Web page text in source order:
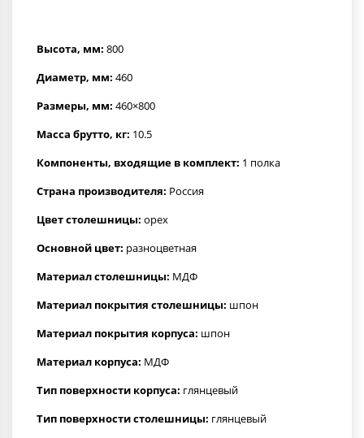
Высота, мм: 800
Диаметр, мм: 460
Размеры, мм: 460×800
Масса брутто, кг: 10.5
Компоненты, входящие в комплект: 1 полка
Страна производителя: Россия
Цвет столешницы: орех
Основной цвет: разноцветная
Материал столешницы: МДФ
Материал покрытия столешницы: шпон
Материал покрытия корпуса: шпон
Материал корпуса: МДФ
Тип поверхности корпуса: глянцевый
Тип поверхности столешницы: глянцевый